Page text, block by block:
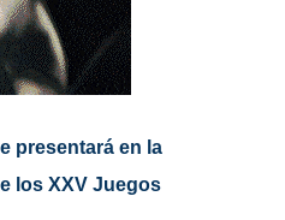
presentará en la
los XXV Juegos